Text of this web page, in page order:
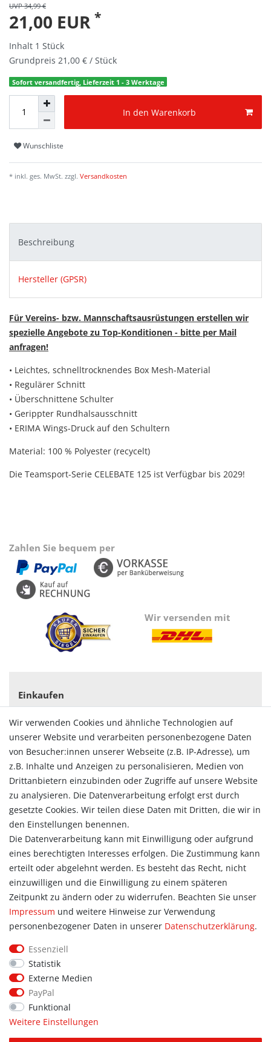
UVP 34,99 €
21,00 EUR *
Inhalt 1 Stück
Grundpreis 21,00 € / Stück
Sofort versandfertig, Lieferzeit 1 - 3 Werktage
In den Warenkorb
Wunschliste
* inkl. ges. MwSt. zzgl. Versandkosten
Beschreibung
Hersteller (GPSR)
Für Vereins- bzw. Mannschaftsausrüstungen erstellen wir
spezielle Angebote zu Top-Konditionen - bitte per Mail
anfragen!
• Leichtes, schnelltrocknendes Box Mesh-Material
• Regulärer Schnitt
• Überschnittene Schulter
• Gerippter Rundhalsausschnitt
• ERIMA Wings-Druck auf den Schultern
Material: 100 % Polyester (recycelt)
Die Teamsport-Serie CELEBATE 125 ist Verfügbar bis 2029!
Zahlen Sie bequem per
Wir versenden mit
Einkaufen
Zahlungsarten
Versandarten & -kosten
Widerrufsrecht
Vertrag widerrufen
Konto
Login
Registrieren
Warenkorb
Zur Kasse
Allgemein
Kontakt
Datenschutzerklärung
AGB
Impressum
Informationen für Vereine
Informationen zur Beflockung
Newsletter-Anmeldung
© Copyright 2026 | Alle Rechte vorbehalten. Sport Hoffmann.
Wir verwenden Cookies und ähnliche Technologien auf
unserer Website und verarbeiten personenbezogene Daten
von Besucher:innen unserer Webseite (z.B. IP-Adresse), um
z.B. Inhalte und Anzeigen zu personalisieren, Medien von
Drittanbietern einzubinden oder Zugriffe auf unsere Website
zu analysieren. Die Datenverarbeitung erfolgt erst durch
gesetzte Cookies. Wir teilen diese Daten mit Dritten, die wir in
den Einstellungen benennen.
Die Datenverarbeitung kann mit Einwilligung oder aufgrund
eines berechtigten Interesses erfolgen. Die Zustimmung kann
erteilt oder abgelehnt werden. Es besteht das Recht, nicht
einzuwilligen und die Einwilligung zu einem späteren
Zeitpunkt zu ändern oder zu widerrufen. Beachten Sie unser
Impressum und weitere Hinweise zur Verwendung
personenbezogener Daten in unserer Daten­schutz­erklärung.
Essenziell
Statistik
Externe Medien
PayPal
Funktional
Weitere Einstellungen